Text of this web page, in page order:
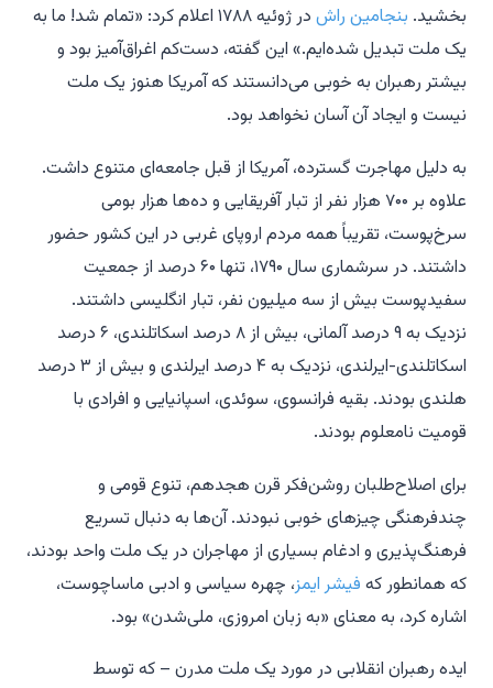
بخشید. بنجامین راش
در ژوئیه ۱۷۸۸ اعلام کرد: «تمام شد! ما به
یک ملت تبدیل شده‌ایم.» این گفته، دست‌کم اغراق‌آمیز بود و
بیشتر رهبران به خوبی می‌دانستند که آمریکا هنوز یک ملت
نیست و ایجاد آن آسان نخواهد بود.
به دلیل مهاجرت گسترده، آمریکا از قبل جامعه‌ای متنوع داشت.
علاوه بر ۷۰۰ هزار نفر از تبار آفریقایی و ده‌ها هزار بومی
سرخ‌پوست، تقریباً همه مردم اروپای غربی در این کشور حضور
داشتند. در سرشماری سال ۱۷۹۰، تنها ۶۰ درصد از جمعیت
سفیدپوست بیش از سه میلیون نفر، تبار انگلیسی داشتند.
نزدیک به ۹ درصد آلمانی، بیش از ۸ درصد اسکاتلندی، ۶ درصد
اسکاتلندی-ایرلندی، نزدیک به ۴ درصد ایرلندی و بیش از ۳ درصد
هلندی بودند. بقیه فرانسوی، سوئدی، اسپانیایی و افرادی با
قومیت نامعلوم بودند.
برای اصلاح‌طلبان روشن‌فکر قرن هجدهم، تنوع قومی و
چندفرهنگی چیزهای خوبی نبودند. آن‌ها به دنبال تسریع
فرهنگ‌پذیری و ادغام بسیاری از مهاجران در یک ملت واحد بودند،
که همانطور که فیشر ایمز، چهره سیاسی و ادبی ماساچوست،
اشاره کرد، به معنای «به زبان امروزی، ملی‌شدن» بود.
ایده رهبران انقلابی در مورد یک ملت مدرن – که توسط